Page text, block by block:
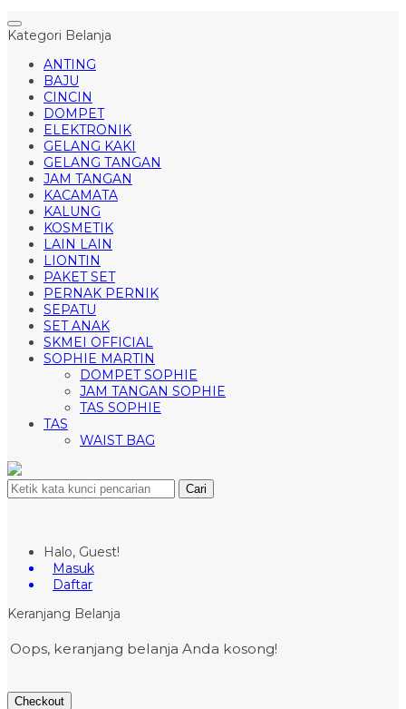
Kategori Belanja
ANTING
BAJU
CINCIN
DOMPET
ELEKTRONIK
GELANG KAKI
GELANG TANGAN
JAM TANGAN
KACAMATA
KALUNG
KOSMETIK
LAIN LAIN
LIONTIN
PAKET SET
PERNAK PERNIK
SEPATU
SET ANAK
SKMEI OFFICIAL
SOPHIE MARTIN
DOMPET SOPHIE
JAM TANGAN SOPHIE
TAS SOPHIE
TAS
WAIST BAG
Cari
Halo, Guest!
Masuk
Daftar
Keranjang Belanja
Oops, keranjang belanja Anda kosong!
Checkout